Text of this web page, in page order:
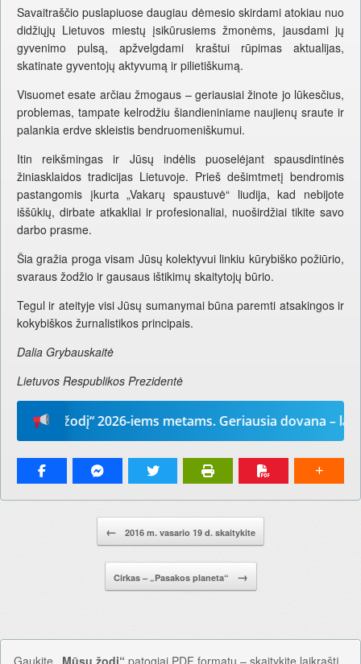
Savaitraščio puslapiuose daugiau dėmesio skirdami atokiau nuo
didžiųjų Lietuvos miestų įsikūrusiems žmonėms, jausdami jų
gyvenimo pulsą, apžvelgdami kraštui rūpimas aktualijas,
skatinate gyventojų aktyvumą ir pilietiškumą.
Visuomet esate arčiau žmogaus – geriausiai žinote jo lūkesčius,
problemas, tampate kelrodžiu šiandieniniame naujienų sraute ir
palankia erdve skleistis bendruomeniškumui.
Itin reikšmingas ir Jūsų indėlis puoselėjant spausdintinės
žiniasklaidos tradicijas Lietuvoje. Prieš dešimtmetį bendromis
pastangomis įkurta „Vakarų spaustuvė“ liudija, kad nebijote
iššūkių, dirbate atkakliai ir profesionaliai, nuoširdžiai tikite savo
darbo prasme.
Šia gražia proga visam Jūsų kolektyvui linkiu kūrybiško požiūrio,
svaraus žodžio ir gausaus ištikimų skaitytojų būrio.
Tegul ir ateityje visi Jūsų sumanymai būna paremti atsakingos ir
kokybiškos žurnalistikos principais.
Dalia Grybauskaitė
Lietuvos Respublikos Prezidentė
žodį“ 2026-iems metams. Geriausia dovana –
← 2016 m. vasario 19 d. skaitykite
Cirkas – „Pasakos planeta“ →